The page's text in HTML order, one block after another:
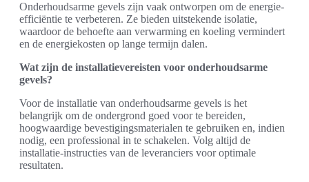
Onderhoudsarme gevels zijn vaak ontworpen om de energie-
efficiëntie te verbeteren. Ze bieden uitstekende isolatie,
waardoor de behoefte aan verwarming en koeling vermindert
en de energiekosten op lange termijn dalen.
Wat zijn de installatievereisten voor onderhoudsarme
gevels?
Voor de installatie van onderhoudsarme gevels is het
belangrijk om de ondergrond goed voor te bereiden,
hoogwaardige bevestigingsmaterialen te gebruiken en, indien
nodig, een professional in te schakelen. Volg altijd de
installatie-instructies van de leveranciers voor optimale
resultaten.